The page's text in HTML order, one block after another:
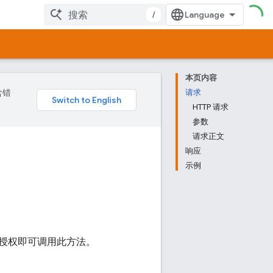
/
本页内容
请求
HTTP 请求
参数
请求正文
响应
示例
错
权即可调用此方法。